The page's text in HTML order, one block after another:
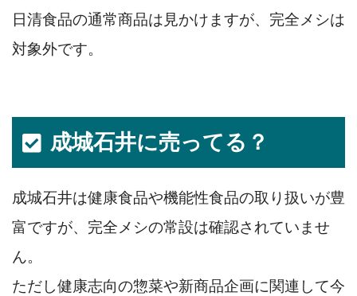
日清食品の通常商品は見かけますが、完全メシは
対象外です。
成城石井に売ってる？
成城石井は健康食品や機能性食品の取り扱いが豊
富ですが、完全メシの常設は確認されていませ
ん。
ただし健康志向の惣菜や新商品企画に関連して今